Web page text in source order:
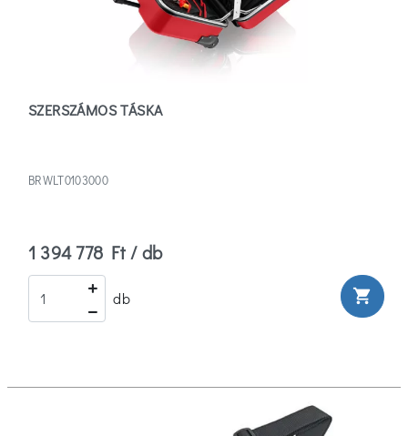
SZERSZÁMOS TÁSKA
BRWLT0103000
1 394 778 Ft / db
db shopping_cart